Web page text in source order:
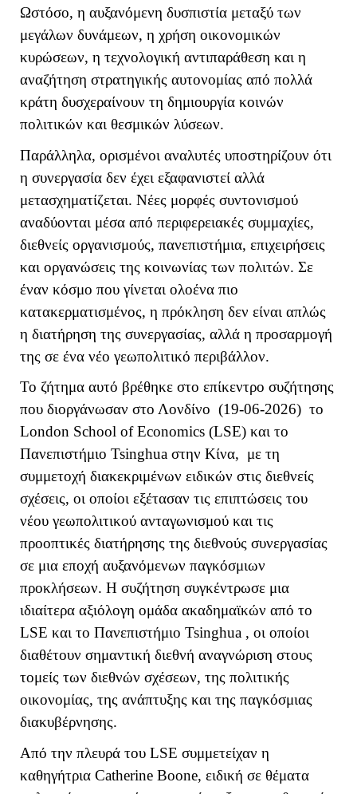
Ωστόσο, η αυξανόμενη δυσπιστία μεταξύ των
μεγάλων δυνάμεων, η χρήση οικονομικών
κυρώσεων, η τεχνολογική αντιπαράθεση και η
αναζήτηση στρατηγικής αυτονομίας από πολλά
κράτη δυσχεραίνουν τη δημιουργία κοινών
πολιτικών και θεσμικών λύσεων.
Παράλληλα, ορισμένοι αναλυτές υποστηρίζουν ότι
η συνεργασία δεν έχει εξαφανιστεί αλλά
μετασχηματίζεται. Νέες μορφές συντονισμού
αναδύονται μέσα από περιφερειακές συμμαχίες,
διεθνείς οργανισμούς, πανεπιστήμια, επιχειρήσεις
και οργανώσεις της κοινωνίας των πολιτών. Σε
έναν κόσμο που γίνεται ολοένα πιο
κατακερματισμένος, η πρόκληση δεν είναι απλώς
η διατήρηση της συνεργασίας, αλλά η προσαρμογή
της σε ένα νέο γεωπολιτικό περιβάλλον.
Το ζήτημα αυτό βρέθηκε στο επίκεντρο συζήτησης
που διοργάνωσαν στο Λονδίνο (19-06-2026) το
London School of Economics (LSE) και το
Πανεπιστήμιο Tsinghua στην Κίνα, με τη
συμμετοχή διακεκριμένων ειδικών στις διεθνείς
σχέσεις, οι οποίοι εξέτασαν τις επιπτώσεις του
νέου γεωπολιτικού ανταγωνισμού και τις
προοπτικές διατήρησης της διεθνούς συνεργασίας
σε μια εποχή αυξανόμενων παγκόσμιων
προκλήσεων. Η συζήτηση συγκέντρωσε μια
ιδιαίτερα αξιόλογη ομάδα ακαδημαϊκών από το
LSE και το Πανεπιστήμιο Tsinghua , οι οποίοι
διαθέτουν σημαντική διεθνή αναγνώριση στους
τομείς των διεθνών σχέσεων, της πολιτικής
οικονομίας, της ανάπτυξης και της παγκόσμιας
διακυβέρνησης.
Από την πλευρά του LSE συμμετείχαν η
καθηγήτρια Catherine Boone, ειδική σε θέματα